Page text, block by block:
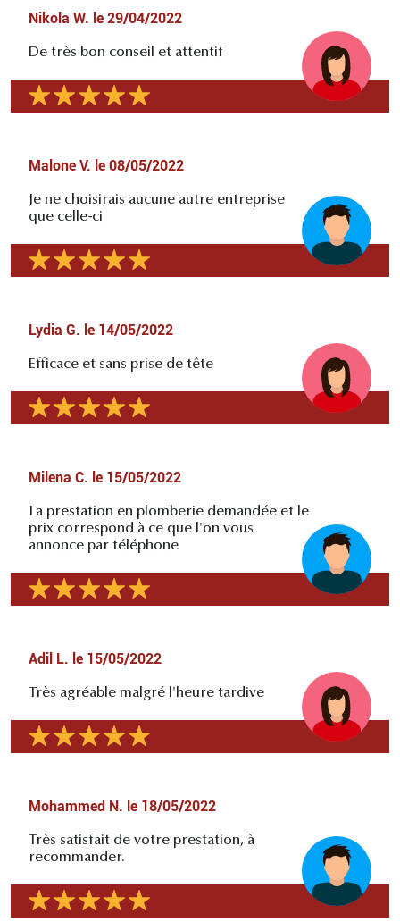
Nikola W. le 29/04/2022
De très bon conseil et attentif
Malone V. le 08/05/2022
Je ne choisirais aucune autre entreprise
que celle-ci
Lydia G. le 14/05/2022
Efficace et sans prise de tête
Milena C. le 15/05/2022
La prestation en plomberie demandée et le
prix correspond à ce que l'on vous
annonce par téléphone
Adil L. le 15/05/2022
Très agréable malgré l'heure tardive
Mohammed N. le 18/05/2022
Très satisfait de votre prestation, à
recommander.